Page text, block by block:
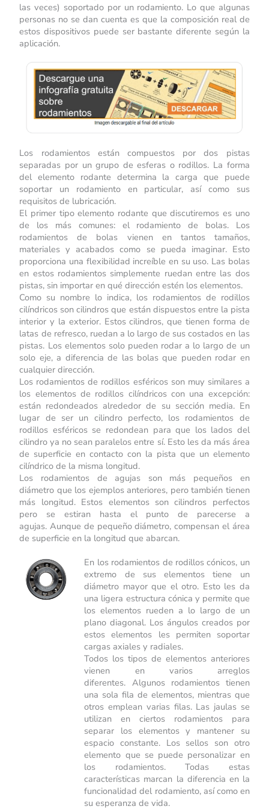
las veces) soportado por un rodamiento. Lo que algunas
personas no se dan cuenta es que la composición real de
estos dispositivos puede ser bastante diferente según la
aplicación.
Los rodamientos están compuestos por dos pistas
separadas por un grupo de esferas o rodillos. La forma
del elemento rodante determina la carga que puede
soportar un rodamiento en particular, así como sus
requisitos de lubricación.
El primer tipo elemento rodante que discutiremos es uno
de los más comunes: el rodamiento de bolas. Los
rodamientos de bolas vienen en tantos tamaños,
materiales y acabados como se pueda imaginar. Esto
proporciona una flexibilidad increíble en su uso. Las bolas
en estos rodamientos simplemente ruedan entre las dos
pistas, sin importar en qué dirección estén los elementos.
Como su nombre lo indica, los rodamientos de rodillos
cilíndricos son cilindros que están dispuestos entre la pista
interior y la exterior. Estos cilindros, que tienen forma de
latas de refresco, ruedan a lo largo de sus costados en las
pistas. Los elementos solo pueden rodar a lo largo de un
solo eje, a diferencia de las bolas que pueden rodar en
cualquier dirección.
Los rodamientos de rodillos esféricos son muy similares a
los elementos de rodillos cilíndricos con una excepción:
están redondeados alrededor de su sección media. En
lugar de ser un cilindro perfecto, los rodamientos de
rodillos esféricos se redondean para que los lados del
cilindro ya no sean paralelos entre sí. Esto les da más área
de superficie en contacto con la pista que un elemento
cilíndrico de la misma longitud.
Los rodamientos de agujas son más pequeños en
diámetro que los ejemplos anteriores, pero también tienen
más longitud. Estos elementos son cilindros perfectos
pero se estiran hasta el punto de parecerse a
agujas. Aunque de pequeño diámetro, compensan el área
de superficie en la longitud que abarcan.
En los rodamientos de rodillos cónicos, un
extremo de sus elementos tiene un
diámetro mayor que el otro. Esto les da
una ligera estructura cónica y permite que
los elementos rueden a lo largo de un
plano diagonal. Los ángulos creados por
estos elementos les permiten soportar
cargas axiales y radiales.
Todos los tipos de elementos anteriores
vienen en varios arreglos
diferentes. Algunos rodamientos tienen
una sola fila de elementos, mientras que
otros emplean varias filas. Las jaulas se
utilizan en ciertos rodamientos para
separar los elementos y mantener su
espacio constante. Los sellos son otro
elemento que se puede personalizar en
los rodamientos. Todas estas
características marcan la diferencia en la
funcionalidad del rodamiento, así como en
su esperanza de vida.